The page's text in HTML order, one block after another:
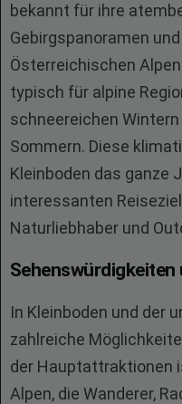
bekannt für ihre
Gebirgspanoramen
Österreichischen
typisch für alpine
schneereichen
Sommern. Diese
Kleinboden das ganze
interessanten
Naturliebhaber und
In Kleinboden und der
zahlreiche
der Hauptattraktionen
Alpen, die Wanderer,